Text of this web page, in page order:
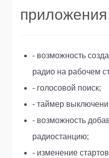
- возможность
радио на рабочем
- голосовой поиск;
- таймер
- возможность
радиостанцию;
- изменение